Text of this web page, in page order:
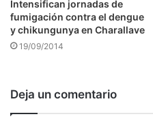
Intensifican jornadas de
fumigación contra el dengue
y chikungunya en Charallave
19/09/2014
Deja un comentario